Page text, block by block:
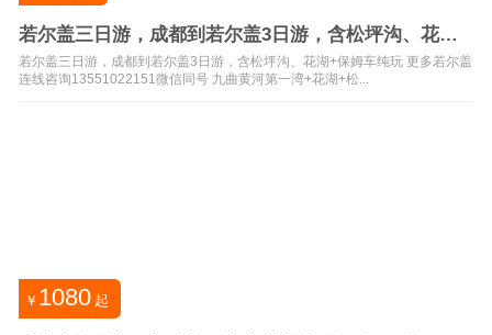
若尔盖三日游，成都到若尔盖3日游，含松坪沟、花湖
+保姆车纯玩
若尔盖三日游，成都到若尔盖3日游，含松坪沟、花湖+保姆车纯玩 更多若尔盖
连线咨询13551022151微信同号 九曲黄河第一湾+花湖+松...
￥ 1080 起